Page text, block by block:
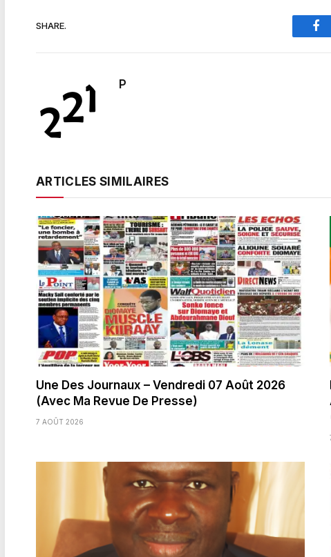
SHARE.
P
ARTICLES SIMILAIRES
Une Des Journaux – Vendredi 07 Août 2026
(Avec Ma Revue De Presse)
7 AOÛT 2026